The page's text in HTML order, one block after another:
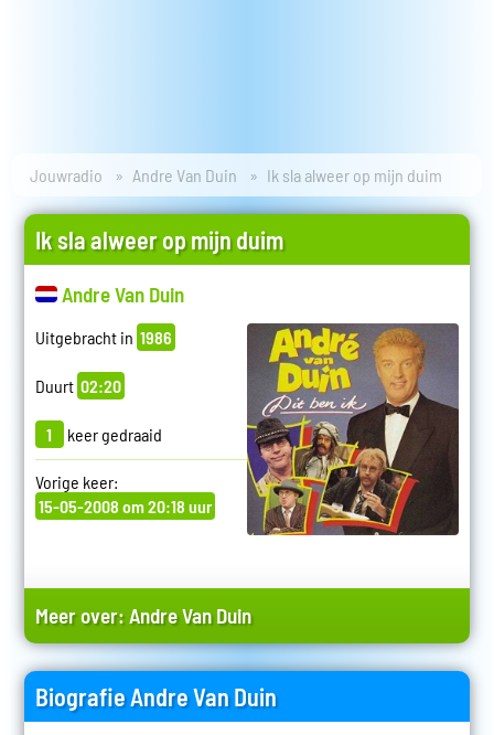
Jouwradio Andre Van Duin Ik sla alweer op mijn duim
Ik sla alweer op mijn duim
Andre Van Duin
Uitgebracht in 1986
Duurt 02:20
1 keer gedraaid
Vorige keer:
15-05-2008 om 20:18 uur
Meer over:Andre Van Duin
Biografie Andre Van Duin